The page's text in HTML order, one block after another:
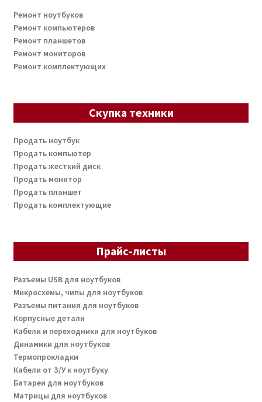
Ремонт ноутбуков
Ремонт компьютеров
Ремонт планшетов
Ремонт мониторов
Ремонт комплектующих
Скупка техники
Продать ноутбук
Продать компьютер
Продать жесткий диск
Продать монитор
Продать планшет
Продать комплектующие
Прайс-листы
Разъемы USB для ноутбуков
Микросхемы, чипы для ноутбуков
Разъемы питания для ноутбуков
Корпусные детали
Кабели и переходники для ноутбуков
Динамики для ноутбуков
Термопрокладки
Кабели от З/У к ноутбуку
Батареи для ноутбуков
Матрицы для ноутбуков